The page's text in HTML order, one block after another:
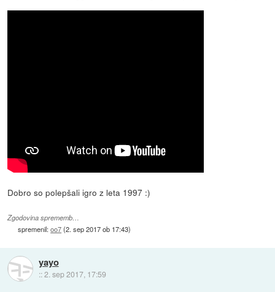
Dobro so polepšali igro z leta 1997 :)
Zgodovina sprememb…
spremenil:oo7(2. sep 2017 ob 17:43)
yayo
::2. sep 2017, 17:59